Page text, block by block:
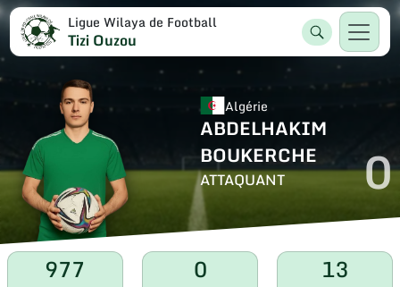
Ligue Wilaya de Football
Tizi Ouzou
Algérie
ABDELHAKIM
BOUKERCHE
ATTAQUANT 0
977 0 13